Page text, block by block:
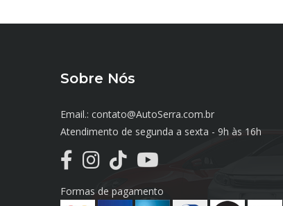
Sobre Nós
Email.: contato@AutoSerra.com.br
Atendimento de segunda a sexta - 9h às 16h
Formas de pagamento